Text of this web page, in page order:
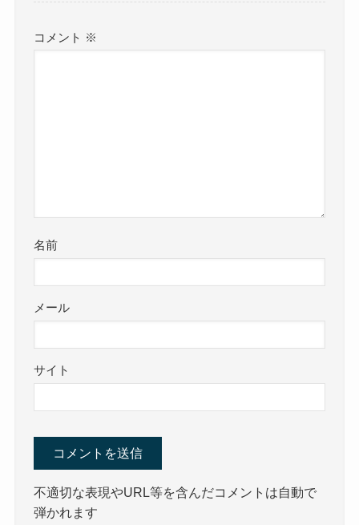
コメント ※
名前
メール
サイト
不適切な表現やURL等を含んだコメントは自動で
弾かれます